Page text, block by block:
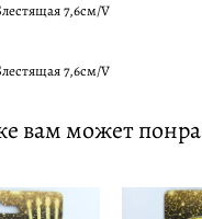
7,6см/V
7,6см/V
вам может